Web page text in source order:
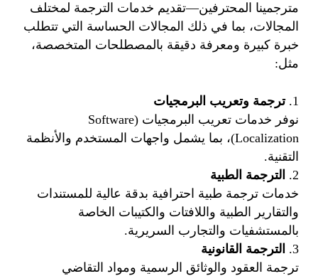
مترجمينا المحترفين—تقديم خدمات الترجمة لمختلف
المجالات، بما في ذلك المجالات الحساسة التي تتطلب
خبرة كبيرة ومعرفة دقيقة بالمصطلحات المتخصصة،
مثل:
ترجمة وتعريب البرمجيات
نوفر خدمات تعريب البرمجيات (Software
Localization)، بما يشمل واجهات المستخدم والأنظمة
التقنية.
الترجمة الطبية
خدمات ترجمة طبية احترافية بدقة عالية للمستندات
والتقارير الطبية واللافتات والكتيبات الخاصة
بالمستشفيات والتجارب السريرية.
الترجمة القانونية
ترجمة العقود والوثائق الرسمية ومواد التقاضي